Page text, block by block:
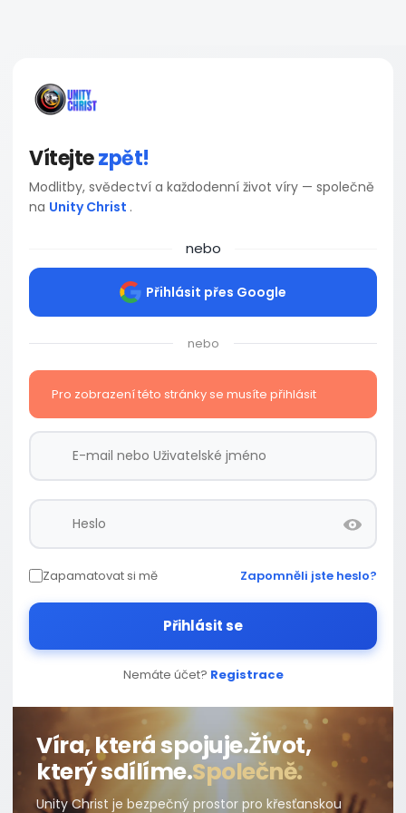
Vítejtezpět!
Modlitby, svědectví a každodenní život víry — společně
na Unity Christ .
nebo
Přihlásit přes Google
nebo
Pro zobrazení této stránky se musíte přihlásit
Zapamatovat si mě Zapomněli jste heslo?
Přihlásit se
Nemáte účet? Registrace
Víra, která spojuje.Život,
který sdílíme.Společně.
Unity Christ je bezpečný prostor pro křesťanskou